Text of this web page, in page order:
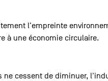
l'empreinte
à une économie circulaire.
ne cessent de diminuer,